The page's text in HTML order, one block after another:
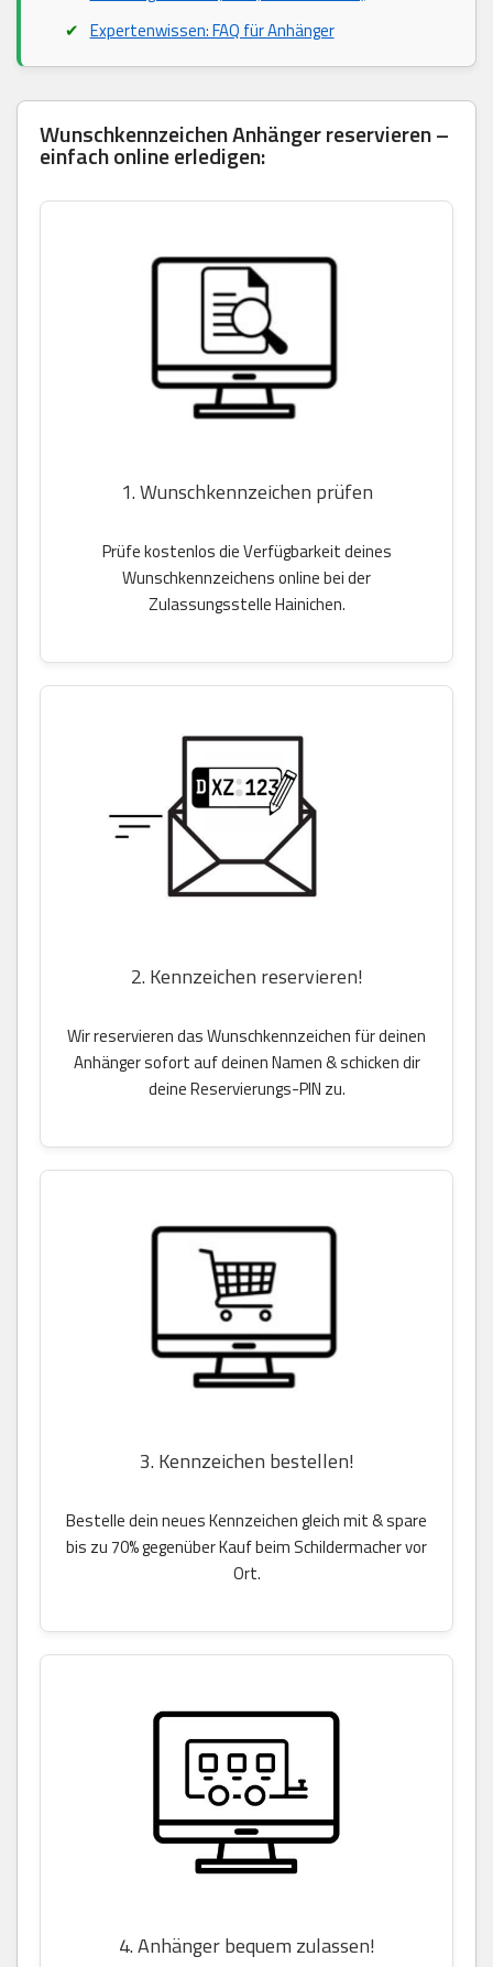
Expertenwissen: FAQ für Anhänger
Wunschkennzeichen Anhänger reservieren –
einfach online erledigen:
1. Wunschkennzeichen prüfen
Prüfe kostenlos die Verfügbarkeit deines
Wunschkennzeichens online bei der
Zulassungsstelle Hainichen.
2. Kennzeichen reservieren!
Wir reservieren das Wunschkennzeichen für deinen
Anhänger sofort auf deinen Namen & schicken dir
deine Reservierungs-PIN zu.
3. Kennzeichen bestellen!
Bestelle dein neues Kennzeichen gleich mit & spare
bis zu 70% gegenüber Kauf beim Schildermacher vor
Ort.
4. Anhänger bequem zulassen!